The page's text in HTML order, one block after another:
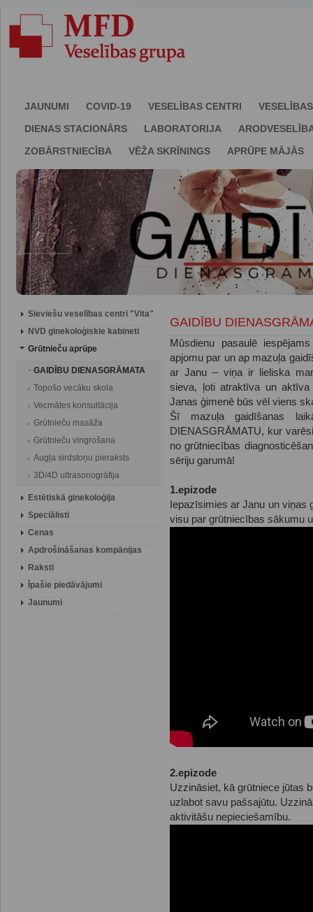
JAUNUMI COVID-19 VESELĪBAS CENTRI
DIENAS STACIONĀRS
LABORATORIJA
ZOBĀRSTNIECĪBA
VĒŽA SKRĪNINGS APRŪPE MĀJĀS
Sieviešu veselības centri "Vita"
NVD ginekoloģiskie kabineti
Grūtnieču aprūpe
GAIDĪBU DIENASGRĀMATA
Topošo vecāku skola
Vecmātes konsultācija
Grūtnieču masāža
Grūtnieču vingrošana
Augļa sirdstoņu pieraksts
3D/4D ultrasonogrāfija
Estētiskā ginekoloģija
Speciālisti
Cenas
Apdrošināšanas kompānijas
Raksti
Īpašie piedāvājumi
Jaunumi
GAIDĪBU
Mūsdienu pasaulē
apjomu par un ap mazuļa
ar Janu – viņa ir lieliska
sieva, ļoti atraktīva un
Janas ģimenē būs vēl viens
Šī mazuļa gaidīšanas
DIENASGRĀMATU, kur
no grūtniecības
sēriju garumā!
1.epizode
Iepazīsimies ar Janu un viņas
visu par grūtniecības sākumu
2.epizode
Uzzināsiet, kā grūtniece jūtas
uzlabot savu pašsajūtu.
aktivitāšu nepieciešamību.